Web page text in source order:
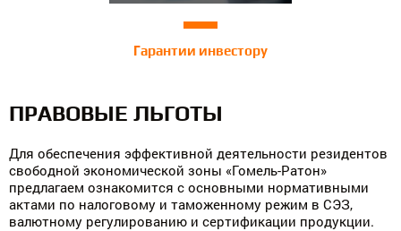
Гарантии инвестору
ПРАВОВЫЕ ЛЬГОТЫ
Для обеспечения эффективной деятельности резидентов
свободной экономической зоны «Гомель-Ратон»
предлагаем ознакомится с основными нормативными
актами по налоговому и таможенному режим в СЭЗ,
валютному регулированию и сертификации продукции.